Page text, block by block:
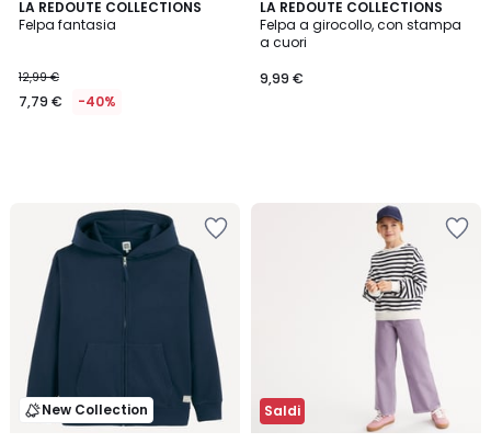
LA REDOUTE COLLECTIONS
Felpa fantasia
12,99 €
7,79 € -40%
LA REDOUTE COLLECTIONS
Felpa a girocollo, con stampa
a cuori
9,99 €
New Collection Saldi